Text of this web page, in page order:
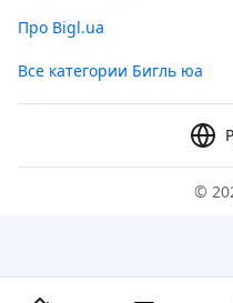
Про Bigl.ua
Все категории Бигль юа
©